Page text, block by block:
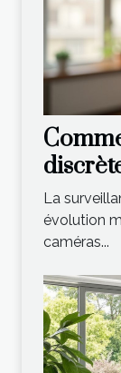
La
évolution
caméras...